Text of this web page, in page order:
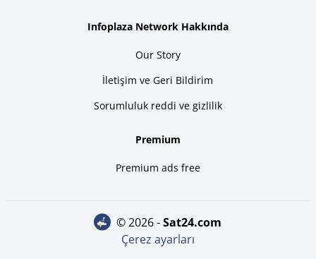
Infoplaza Network Hakkında
Our Story
İletişim ve Geri Bildirim
Sorumluluk reddi ve gizlilik
Premium
Premium ads free
© 2026 - sat24.com
Çerez ayarları